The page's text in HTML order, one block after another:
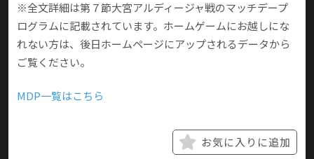
※全文詳細は第７節大宮アルディージャ戦のマッチデープ
ログラムに記載されています。ホームゲームにお越しにな
れない方は、後日ホームページにアップされるデータから
ご覧ください。
MDP一覧はこちら
お気に入りに追加